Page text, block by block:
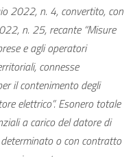
2022, n. 4, convertito, con
n. 25, recante “Misure
e agli operatori
connesse
il contenimento degli
elettrico”. Esonero totale
a carico del datore di
o con contratto